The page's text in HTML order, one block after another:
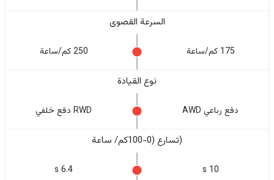
السرعة القصوى
175 كم/ساعة 250 كم/ساعة
نوع القيادة
دفع رباعي AWD RWD دفع خلفي
(تسارع (0-100كم/ ساعة
10 s
6.4 s